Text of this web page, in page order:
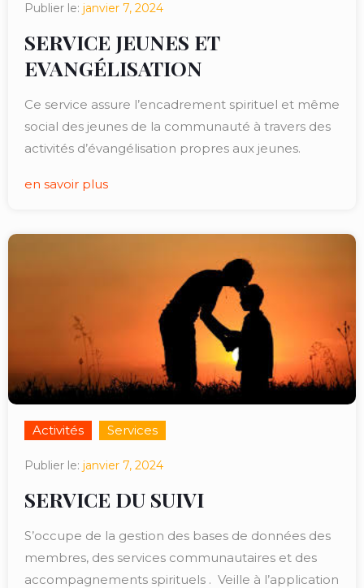
Publier le: janvier 7, 2024
SERVICE JEUNES ET
EVANGÉLISATION
Ce service assure l’encadrement spirituel et même
social des jeunes de la communauté à travers des
activités d’évangélisation propres aux jeunes.
en savoir plus
Activités Services
Publier le: janvier 7, 2024
SERVICE DU SUIVI
S’occupe de la gestion des bases de données des
membres, des services communautaires et des
accompagnements spirituels . Veille à l’application